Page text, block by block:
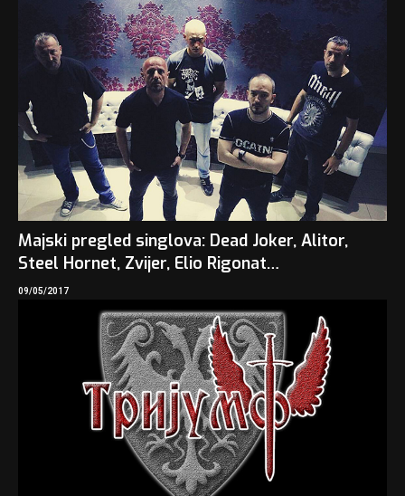
Majski pregled singlova: Dead Joker, Alitor,
Steel Hornet, Zvijer, Elio Rigonat…
09/05/2017